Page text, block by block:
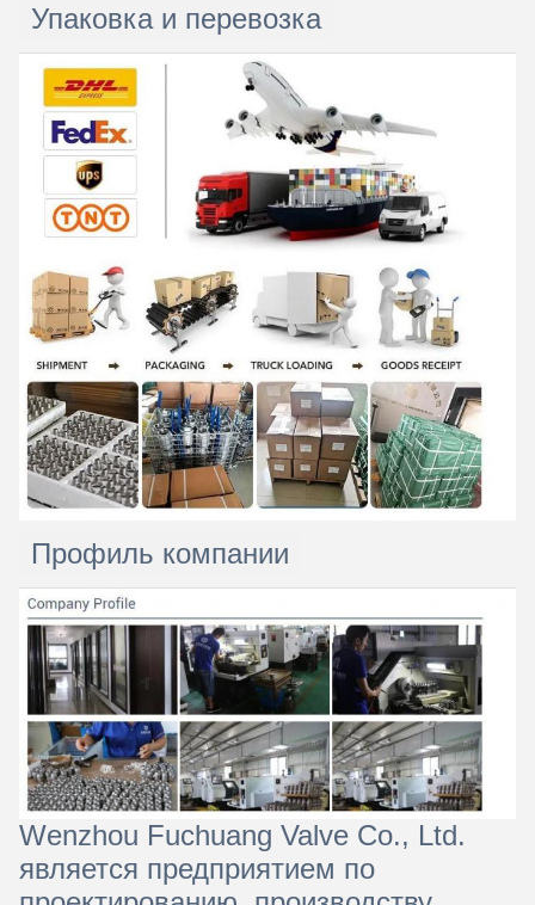
Упаковка и перевозка
Профиль компании
Wenzhou Fuchuang Valve Co., Ltd.
является предприятием по